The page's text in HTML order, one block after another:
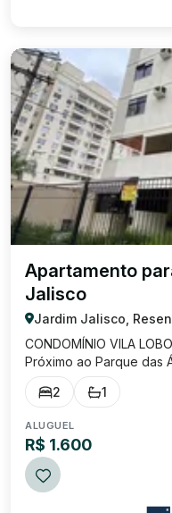
Apartamento
Jalisco
Jardim Jalisco,
CONDOMÍNIO VILA
Próximo ao Parque das
drogarias e
banheiro social, sala
2 1
ALUGUEL
R$ 1.600